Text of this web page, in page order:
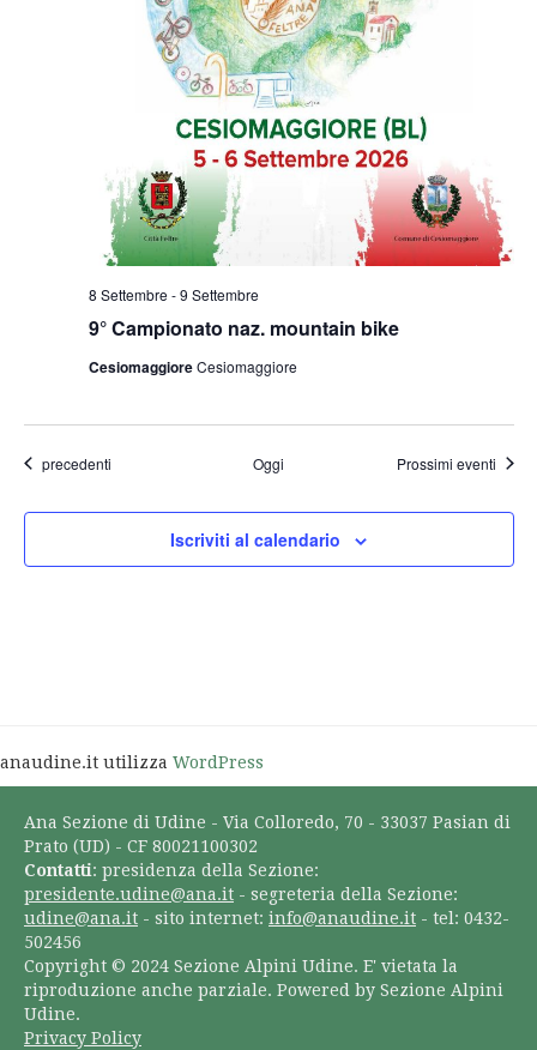
9° Campionato naz. mountain bike
8 Settembre -9 Settembre
CesiomaggioreCesiomaggiore
Eventi
precedenti Oggi Prossimi eventi
Iscriviti al calendario
anaudine.it utilizza WordPress
Ana Sezione di Udine - Via Colloredo, 70 - 33037 Pasian di
Prato (UD) - CF 80021100302
Contatti: presidenza della Sezione:
presidente.udine@ana.it - segreteria della Sezione:
udine@ana.it - sito internet: info@anaudine.it - tel: 0432-
502456
Copyright © 2024 Sezione Alpini Udine. E' vietata la
riproduzione anche parziale. Powered by Sezione Alpini
Udine.
Privacy Policy